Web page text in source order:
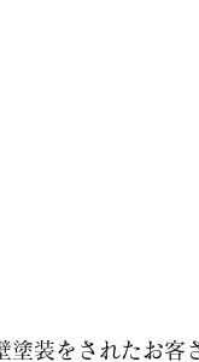
装をされたお客